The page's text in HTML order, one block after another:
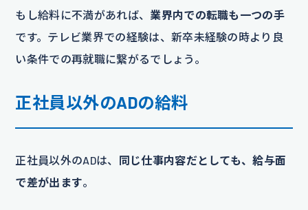
もし給料に不満があれば、 業界内での転職も一つの手
です。テレビ業界での経験は、新卒未経験の時より良
い条件での再就職に繋がるでしょう。
正社員以外のADの給料
正社員以外のADは、 同じ仕事内容だとしても、給与面
で差が出ます。